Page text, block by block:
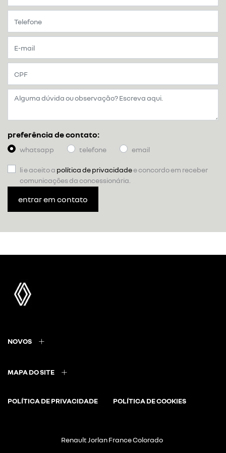
preferência de contato:
whatsapp telefone email
li e aceito a política de privacidadee concordo em receber
comunicações da concessionária.
entrar em contato
NOVOS
MAPA DO SITE
POLÍTICA DE PRIVACIDADE POLÍTICA DE COOKIES
Renault Jorlan France Colorado